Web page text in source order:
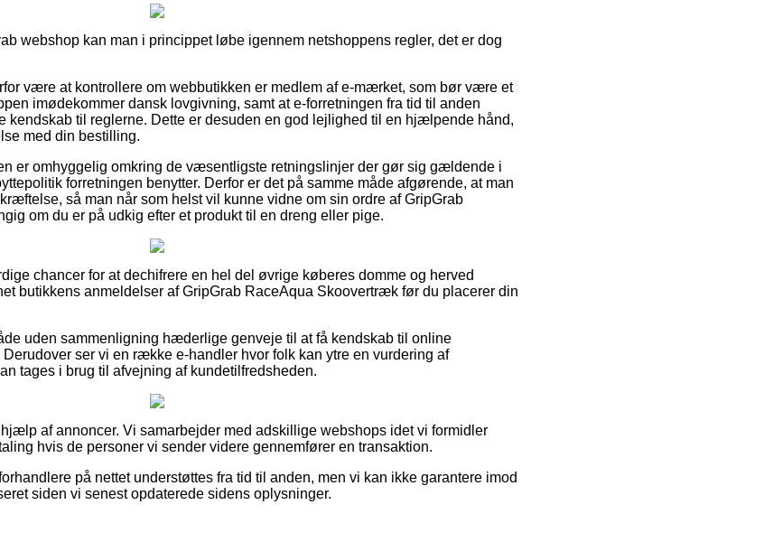
webshop kan man i princippet løbe igennem netshoppens regler, det er dog
være at kontrollere om webbutikken er medlem af e-mærket, som bør være et
imødekommer dansk lovgivning, samt at e-forretningen fra tid til anden
kendskab til reglerne. Dette er desuden en god lejlighed til en hjælpende hånd,
med din bestilling.
er omhyggelig omkring de væsentligste retningslinjer der gør sig gældende i
forretningen benytter. Derfor er det på samme måde afgørende, at man
så man når som helst vil kunne vidne om sin ordre af GripGrab
om du er på udkig efter et produkt til en dreng eller pige.
chancer for at dechifrere en hel del øvrige køberes domme og herved
butikkens anmeldelser af GripGrab RaceAqua Skoovertræk før du placerer din
uden sammenligning hæderlige genveje til at få kendskab til online
ser vi en række e-handler hvor folk kan ytre en vurdering af
tages i brug til afvejning af kundetilfredsheden.
af annoncer. Vi samarbejder med adskillige webshops idet vi formidler
hvis de personer vi sender videre gennemfører en transaktion.
på nettet understøttes fra tid til anden, men vi kan ikke garantere imod
siden vi senest opdaterede sidens oplysninger.